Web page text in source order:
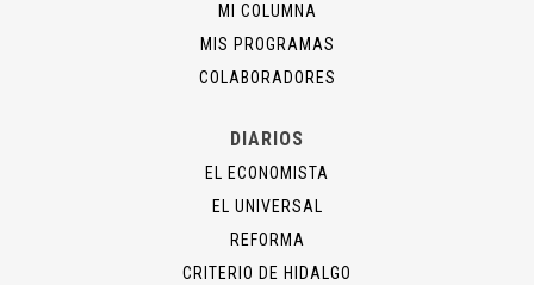
MI COLUMNA
MIS PROGRAMAS
COLABORADORES
DIARIOS
EL ECONOMISTA
EL UNIVERSAL
REFORMA
CRITERIO DE HIDALGO